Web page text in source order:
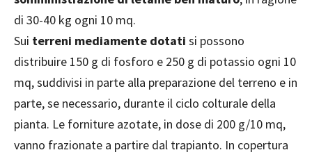
di 30-40 kg ogni 10 mq.
Sui terreni mediamente dotati si possono
distribuire 150 g di fosforo e 250 g di potassio ogni 10
mq, suddivisi in parte alla preparazione del terreno e in
parte, se necessario, durante il ciclo colturale della
pianta. Le forniture azotate, in dose di 200 g/10 mq,
vanno frazionate a partire dal trapianto. In copertura